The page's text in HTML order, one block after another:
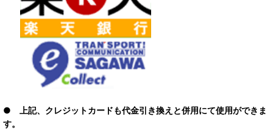
● 上記、クレジットカードも代金引き換えと併用にて使用ができま
す。